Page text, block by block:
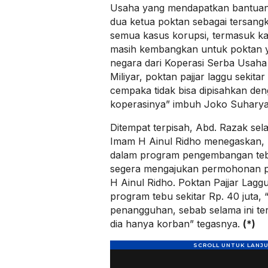
Usaha yang mendapatkan
dua ketua poktan sebagai
semua kasus korupsi, termasuk
masih kembangkan untuk poktan
negara dari Koperasi Serba
Miliyar, poktan pajjar laggu
cempaka tidak bisa dipisahkan
koperasinya” imbuh Joko
Ditempat terpisah, Abd. Razak
Imam H Ainul Ridho
dalam program pengembangan
segera mengajukan permohonan
H Ainul Ridho. Poktan Pajjar
program tebu sekitar Rp. 40 juta,
penangguhan, sebab selama ini
dia hanya korban” tegasnya. (*)